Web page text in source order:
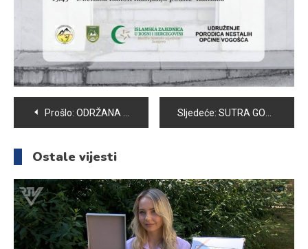
Navigacija
članaka
Prošlo: ODRŽANA AKCIJA DOBROVOLJNOG DARIVANJA KRVI Sljedeće: SUTRA GODIŠNJICA BITKE ZA MENJAK
Ostale vijesti